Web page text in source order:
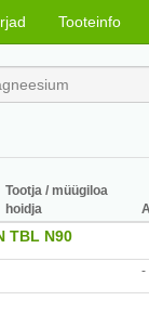
Tooteinfo
Tootja / müügiloa
hoidja
TBL N90
-